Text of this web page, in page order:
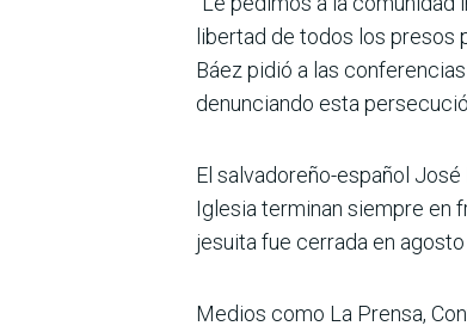
libertad de todos los presos
Báez pidió a las
denunciando esta
El salvadoreño-español
Iglesia terminan siempre en
jesuita fue cerrada en
Medios como La Prensa,